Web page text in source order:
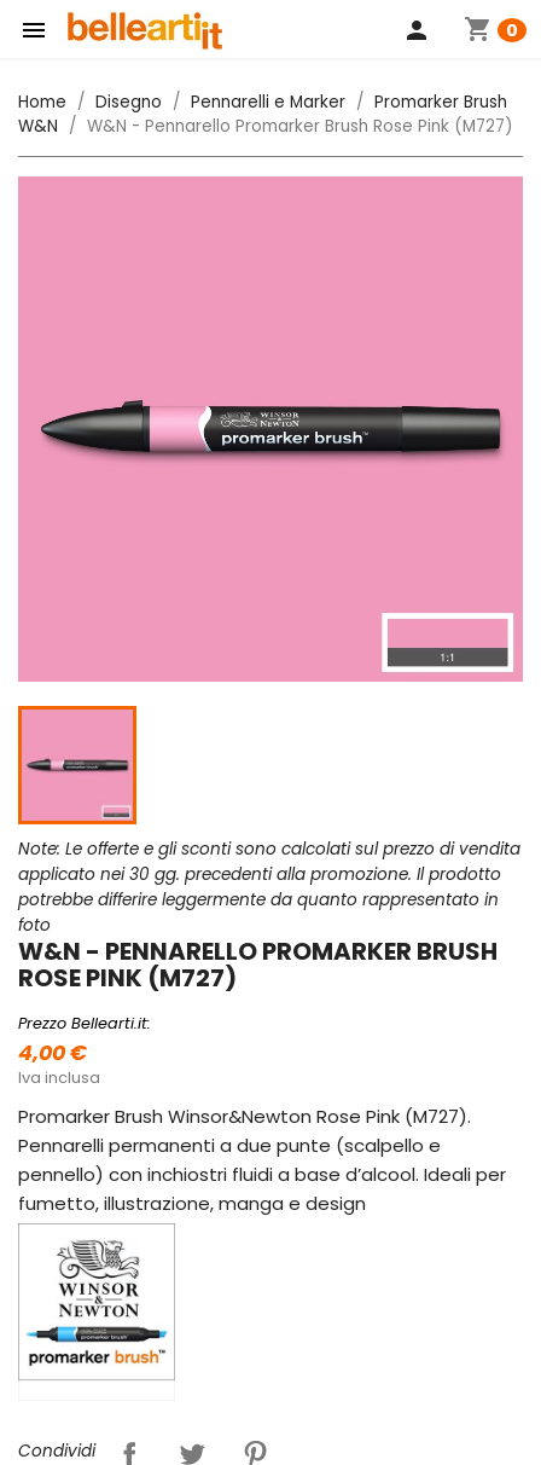
 shopping_cart 0
person
Home Disegno Pennarelli e Marker
Promarker Brush
W&N
W&N - Pennarello Promarker Brush Rose Pink (M727)
Note: Le offerte e gli sconti sono calcolati sul prezzo di vendita
applicato nei 30 gg. precedenti alla promozione. Il prodotto
potrebbe differire leggermente da quanto rappresentato in
foto
W&N - PENNARELLO PROMARKER BRUSH
ROSE PINK (M727)
Prezzo Bellearti.it:
4,00 €
Iva inclusa
Promarker Brush Winsor&Newton Rose Pink (M727).
Pennarelli permanenti a due punte (scalpello e
pennello) con inchiostri fluidi a base d’alcool. Ideali per
fumetto, illustrazione, manga e design
Condividi